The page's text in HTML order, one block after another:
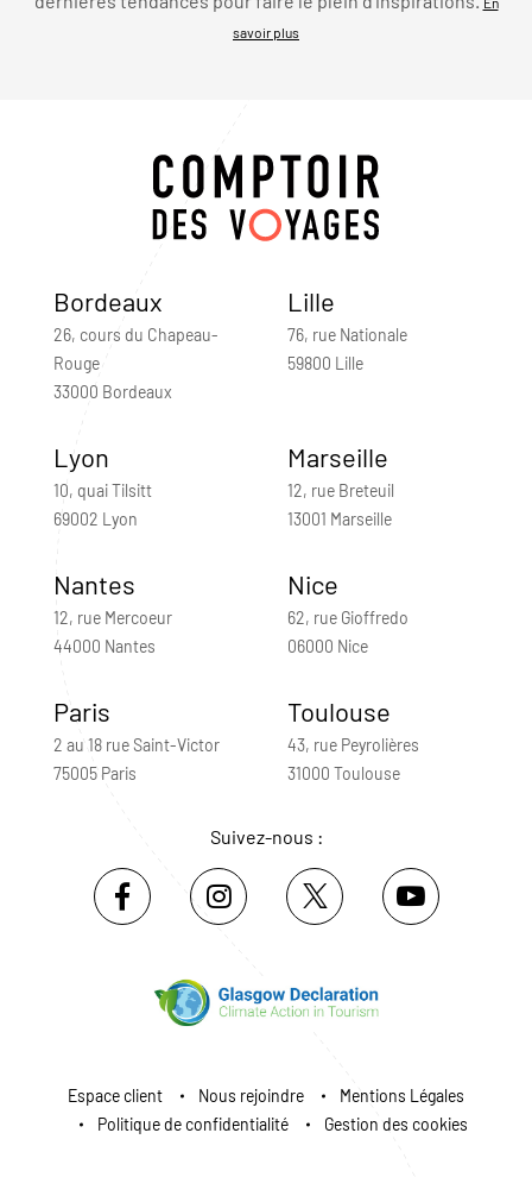
savoir plus
Bordeaux
26, cours du Chapeau-
Rouge
33000 Bordeaux
Lille
76, rue Nationale
59800 Lille
Lyon
10, quai Tilsitt
69002 Lyon
Marseille
12, rue Breteuil
13001 Marseille
Nantes
12, rue Mercoeur
44000 Nantes
Nice
62, rue Gioffredo
06000 Nice
Paris
2 au 18 rue Saint-Victor
75005 Paris
Toulouse
43, rue Peyrolières
31000 Toulouse
Suivez-nous :
Espace client Nous rejoindre
Mentions Légales
Politique de confidentialité
Gestion des cookies